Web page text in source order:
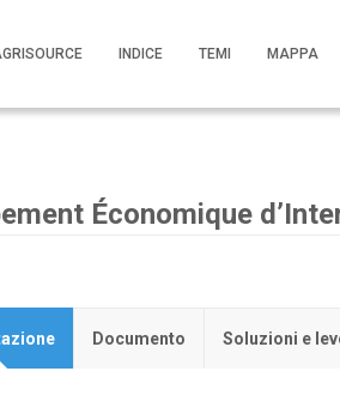
INDICE TEMI MAPPA
Économique
Documento Soluzioni e